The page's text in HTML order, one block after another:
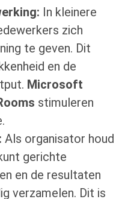
In kleinere
zich
te geven. Dit
en de
Microsoft
stimuleren
Als organisator houd
gerichte
en de resultaten
verzamelen. Dit is